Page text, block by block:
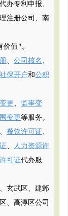
办专利申报、
注册公司、南
价值"。
、 公司核名、
社保开户和公积
更、 监事变
变更等服务。
、 餐饮许可证、
、
人力资源许
可证代办服
玄武区、建邺
、高淳区公司